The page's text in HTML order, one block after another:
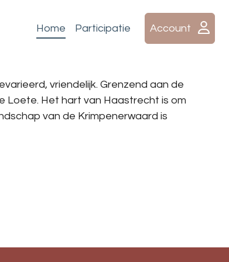
Home Participatie Account
vriendelijk. Grenzend aan de
Loete. Het hart van Haastrecht is om
van de Krimpenerwaard is